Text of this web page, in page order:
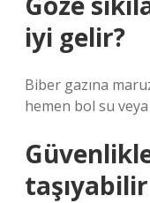
iyi gelir?
Biber gazına
hemen bol su veya